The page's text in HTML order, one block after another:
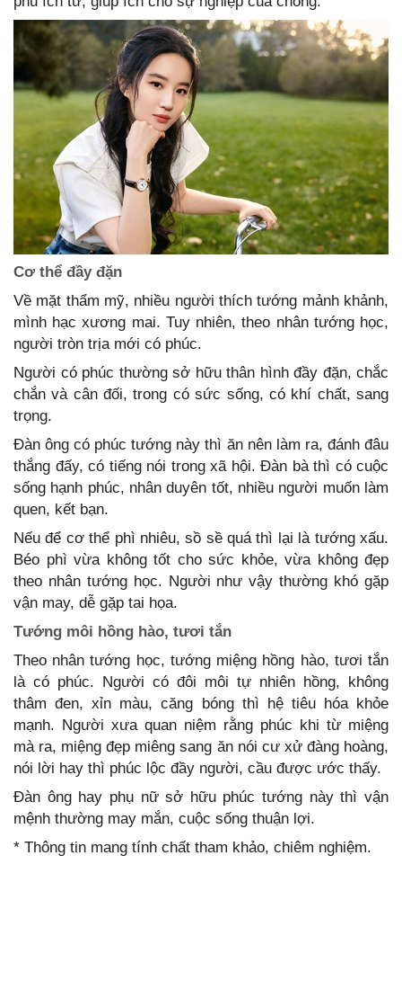
Cơ thể đầy đặn
Về mặt thẩm mỹ, nhiều người thích tướng mảnh khảnh,
mình hạc xương mai. Tuy nhiên, theo nhân tướng học,
người tròn trịa mới có phúc.
Người có phúc thường sở hữu thân hình đầy đặn, chắc
chắn và cân đối, trong có sức sống, có khí chất, sang
trọng.
Đàn ông có phúc tướng này thì ăn nên làm ra, đánh đâu
thắng đấy, có tiếng nói trong xã hội. Đàn bà thì có cuộc
sống hạnh phúc, nhân duyên tốt, nhiều người muốn làm
quen, kết bạn.
Nếu để cơ thể phì nhiêu, sồ sề quá thì lại là tướng xấu.
Béo phì vừa không tốt cho sức khỏe, vừa không đẹp
theo nhân tướng học. Người như vậy thường khó gặp
vận may, dễ gặp tai họa.
Tướng môi hồng hào, tươi tắn
Theo nhân tướng học, tướng miệng hồng hào, tươi tắn
là có phúc. Người có đôi môi tự nhiên hồng, không
thâm đen, xỉn màu, căng bóng thì hệ tiêu hóa khỏe
mạnh. Người xưa quan niệm rằng phúc khi từ miệng
mà ra, miệng đẹp miêng sang ăn nói cư xử đàng hoàng,
nói lời hay thì phúc lộc đầy người, cầu được ước thấy.
Đàn ông hay phụ nữ sở hữu phúc tướng này thì vận
mệnh thường may mắn, cuộc sống thuận lợi.
* Thông tin mang tính chất tham khảo, chiêm nghiệm.